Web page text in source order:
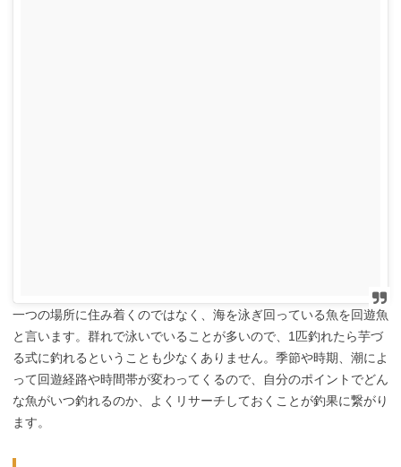
一つの場所に住み着くのではなく、海を泳ぎ回っている魚を回遊魚
と言います。群れで泳いでいることが多いので、1匹釣れたら芋づ
る式に釣れるということも少なくありません。季節や時期、潮によ
って回遊経路や時間帯が変わってくるので、自分のポイントでどん
な魚がいつ釣れるのか、よくリサーチしておくことが釣果に繋がり
ます。